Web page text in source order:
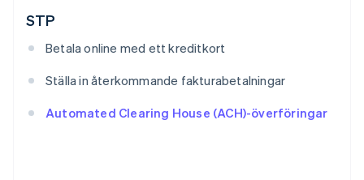
STP
Betala online med ett kreditkort
Ställa in återkommande fakturabetalningar
Automated Clearing House (ACH)-överföringar